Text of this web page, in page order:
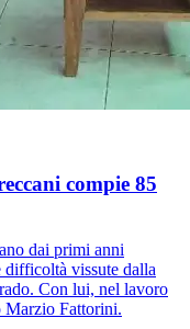
compie 85
dai primi anni
difficoltà vissute dalla
Con lui, nel lavoro
Marzio Fattorini.